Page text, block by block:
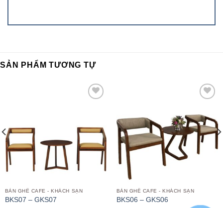
SẢN PHẨM TƯƠNG TỰ
wishlist
BÀN GHẾ CAFE - KHÁCH SẠN
BKS07 – GKS07
Add to
wishlist
BÀN GHẾ CAFE - KHÁCH SẠN
BKS06 – GKS06